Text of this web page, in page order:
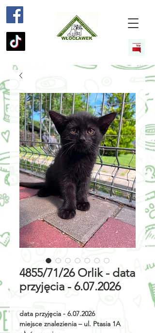
4855/71/26 Orlik - data
przyjęcia - 6.07.2026
data przyjęcia - 6.07.2026
miejsce znalezienia – ul. Ptasia 1A